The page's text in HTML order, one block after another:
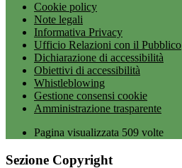
Cookie policy
Note legali
Informativa Privacy
Ufficio Relazioni con il Pubblico
Dichiarazione di accessibilità
Obiettivi di accessibilità
Whistleblowing
Gestione consensi cookie
Amministrazione trasparente
Pagina visualizzata 509 volte
Sezione Copyright